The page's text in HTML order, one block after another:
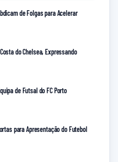
de Folgas para Acelerar
do Chelsea, Expressando
de Futsal do FC Porto
para Apresentação do Futebol